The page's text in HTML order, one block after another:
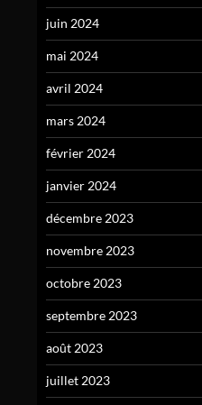
juin 2024
mai 2024
avril 2024
mars 2024
février 2024
janvier 2024
décembre 2023
novembre 2023
octobre 2023
septembre 2023
août 2023
juillet 2023